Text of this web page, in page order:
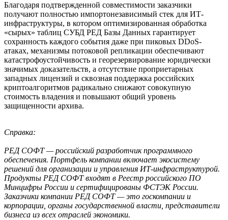
Благодаря подтвержденной совместимости заказчики
получают полностью импортонезависимый стек для ИТ-
инфраструктуры, в котором оптимизированная обработка
«сырых» таблиц СУБД РЕД Базы Данных гарантирует
сохранность каждого события даже при пиковых DDoS-
атаках, механизмы потоковой репликации обеспечивают
катастрофоустойчивость и георезервирование юридически
значимых доказательств, а отсутствие проприетарных
западных лицензий и сквозная поддержка российских
криптоалгоритмов радикально снижают совокупную
стоимость владения и повышают общий уровень
защищенности архива.
Справка:
РЕД СОФТ — российский разработчик программного
обеспечения. Портфель компании включает экосистему
решений для организации и управления ИТ-инфраструктурой.
Продукты РЕД СОФТ входят в Реестр российского ПО
Минцифры России и сертифицированы ФСТЭК России.
Заказчики компании РЕД СОФТ — это госкомпании и
корпорации, органы государственной власти, представители
бизнеса из всех отраслей экономики.